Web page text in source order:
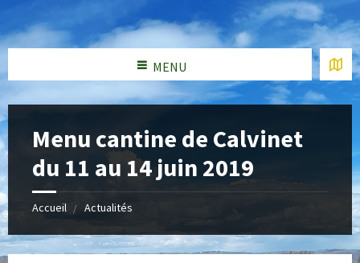
MENU
Menu cantine de Calvinet
du 11 au 14 juin 2019
Accueil Actualités